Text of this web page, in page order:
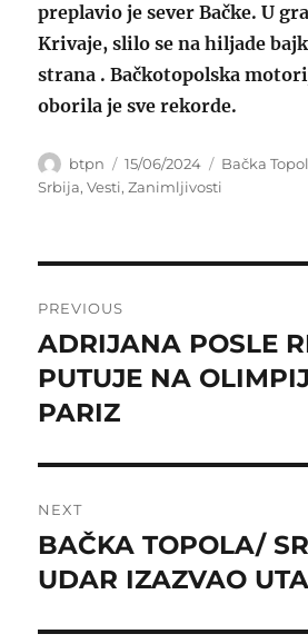
preplavio je sever Bačke. U
Krivaje, slilo se na hiljade
strana . Bačkotopolska
oborila je sve rekorde.
Author
btpn
Posted
on
15/06/2024 Categories
Bačka
Srbija,Vesti,Zanimljivosti
navigation
PREVIOUS
Previous
post:
ADRIJANA POSLE
PUTUJE NA
PARIZ
NEXT
Next
post:
BAČKA TOPOLA/
UDAR IZAZVAO